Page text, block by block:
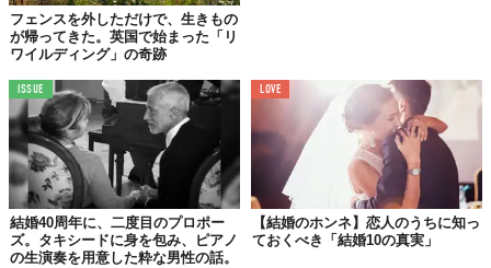
彼らの結婚に対するスタンスは、「釣った魚に餌をやる、でも、
他の魚にも餌をやる」。妻も浮気相手も上手に愛すので、両方か
ん好きな彼らは、最後は責任を取らずに逃げ出してしまいます。
03.
清潔感はあるけど
着ている服が、なんかダサい
「隠れマザコン系」
フェンスを外しただけで、生きもの
が帰ってきた。英国で始まった「リ
ワイルディング」の奇跡
ISSUE
結婚40周年に、二度目のプロポー
ズ。タキシードに身を包み、ピアノ
の生演奏を用意した粋な男性の話。
LOVE
【結婚のホンネ】恋人のうちに知っ
ておくべき「結婚10の真実」